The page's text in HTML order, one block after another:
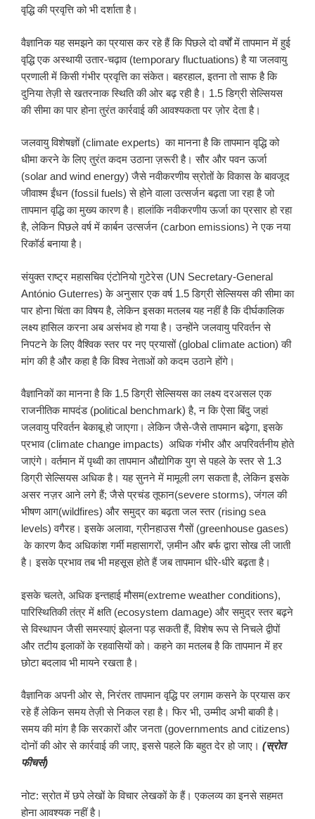
वृद्धि की प्रवृत्ति को भी दर्शाता है।
वैज्ञानिक यह समझने का प्रयास कर रहे हैं कि पिछले दो वर्षों में तापमान में हुई
वृद्धि एक अस्थायी उतार-चढ़ाव (temporary fluctuations) है या जलवायु
प्रणाली में किसी गंभीर प्रवृत्ति का संकेत। बहरहाल, इतना तो साफ है कि
दुनिया तेज़ी से खतरनाक स्थिति की ओर बढ़ रही है। 1.5 डिग्री सेल्सियस
की सीमा का पार होना तुरंत कार्रवाई की आवश्यकता पर ज़ोर देता है।
जलवायु विशेषज्ञों (climate experts) का मानना है कि तापमान वृद्धि को
धीमा करने के लिए तुरंत कदम उठाना ज़रूरी है। सौर और पवन ऊर्जा
(solar and wind energy) जैसे नवीकरणीय स्रोतों के विकास के बावजूद
जीवाश्म ईंधन (fossil fuels) से होने वाला उत्सर्जन बढ़ता जा रहा है जो
तापमान वृद्धि का मुख्य कारण है। हालांकि नवीकरणीय ऊर्जा का प्रसार हो रहा
है, लेकिन पिछले वर्ष में कार्बन उत्सर्जन (carbon emissions) ने एक नया
रिकॉर्ड बनाया है।
संयुक्त राष्ट्र महासचिव एंटोनियो गुटेरेस (UN Secretary-General
António Guterres) के अनुसार एक वर्ष 1.5 डिग्री सेल्सियस की सीमा का
पार होना चिंता का विषय है, लेकिन इसका मतलब यह नहीं है कि दीर्घकालिक
लक्ष्य हासिल करना अब असंभव हो गया है। उन्होंने जलवायु परिवर्तन से
निपटने के लिए वैश्विक स्तर पर नए प्रयासों (global climate action) की
मांग की है और कहा है कि विश्व नेताओं को कदम उठाने होंगे।
वैज्ञानिकों का मानना है कि 1.5 डिग्री सेल्सियस का लक्ष्य दरअसल एक
राजनीतिक मापदंड (political benchmark) है, न कि ऐसा बिंदु जहां
जलवायु परिवर्तन बेकाबू हो जाएगा। लेकिन जैसे-जैसे तापमान बढ़ेगा, इसके
प्रभाव (climate change impacts) अधिक गंभीर और अपरिवर्तनीय होते
जाएंगे। वर्तमान में पृथ्वी का तापमान औद्योगिक युग से पहले के स्तर से 1.3
डिग्री सेल्सियस अधिक है। यह सुनने में मामूली लग सकता है, लेकिन इसके
असर नज़र आने लगे हैं; जैसे प्रचंड तूफान(severe storms), जंगल की
भीषण आग(wildfires) और समुद्र का बढ़ता जल स्तर (rising sea
levels) वगैरह। इसके अलावा, ग्रीनहाउस गैसों (greenhouse gases)
के कारण कैद अधिकांश गर्मी महासागरों, ज़मीन और बर्फ द्वारा सोख ली जाती
है। इसके प्रभाव तब भी महसूस होते हैं जब तापमान धीरे-धीरे बढ़ता है।
इसके चलते, अधिक इन्तहाई मौसम(extreme weather conditions),
पारिस्थितिकी तंत्र में क्षति (ecosystem damage) और समुद्र स्तर बढ़ने
से विस्थापन जैसी समस्याएं झेलना पड़ सकती हैं, विशेष रूप से निचले द्वीपों
और तटीय इलाकों के रहवासियों को। कहने का मतलब है कि तापमान में हर
छोटा बदलाव भी मायने रखता है।
वैज्ञानिक अपनी ओर से, निरंतर तापमान वृद्धि पर लगाम कसने के प्रयास कर
रहे हैं लेकिन समय तेज़ी से निकल रहा है। फिर भी, उम्मीद अभी बाकी है।
समय की मांग है कि सरकारों और जनता (governments and citizens)
दोनों की ओर से कार्रवाई की जाए, इससे पहले कि बहुत देर हो जाए। (स्रोत
फीचर्स)
नोट: स्रोत में छपे लेखों के विचार लेखकों के हैं। एकलव्य का इनसे सहमत
होना आवश्यक नहीं है।